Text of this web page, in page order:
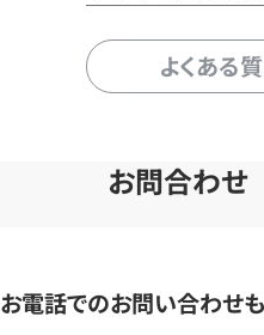
よくある
お問合わせ
お電話でのお問い合わせ